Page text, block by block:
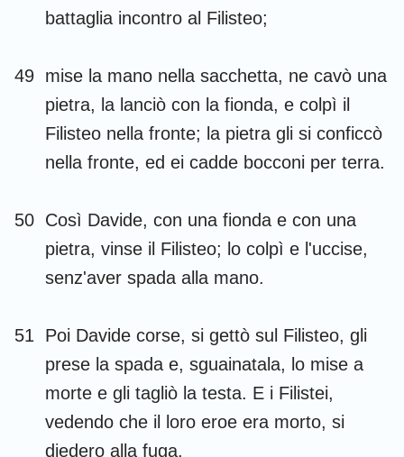
battaglia incontro al Filisteo;
49 mise la mano nella sacchetta, ne cavò una
pietra, la lanciò con la fionda, e colpì il
Filisteo nella fronte; la pietra gli si conficcò
nella fronte, ed ei cadde bocconi per terra.
50 Così Davide, con una fionda e con una
pietra, vinse il Filisteo; lo colpì e l'uccise,
senz'aver spada alla mano.
51
Poi Davide corse, si gettò sul Filisteo, gli
prese la spada e, sguainatala, lo mise a
morte e gli tagliò la testa. E i Filistei,
vedendo che il loro eroe era morto, si
diedero alla fuga.